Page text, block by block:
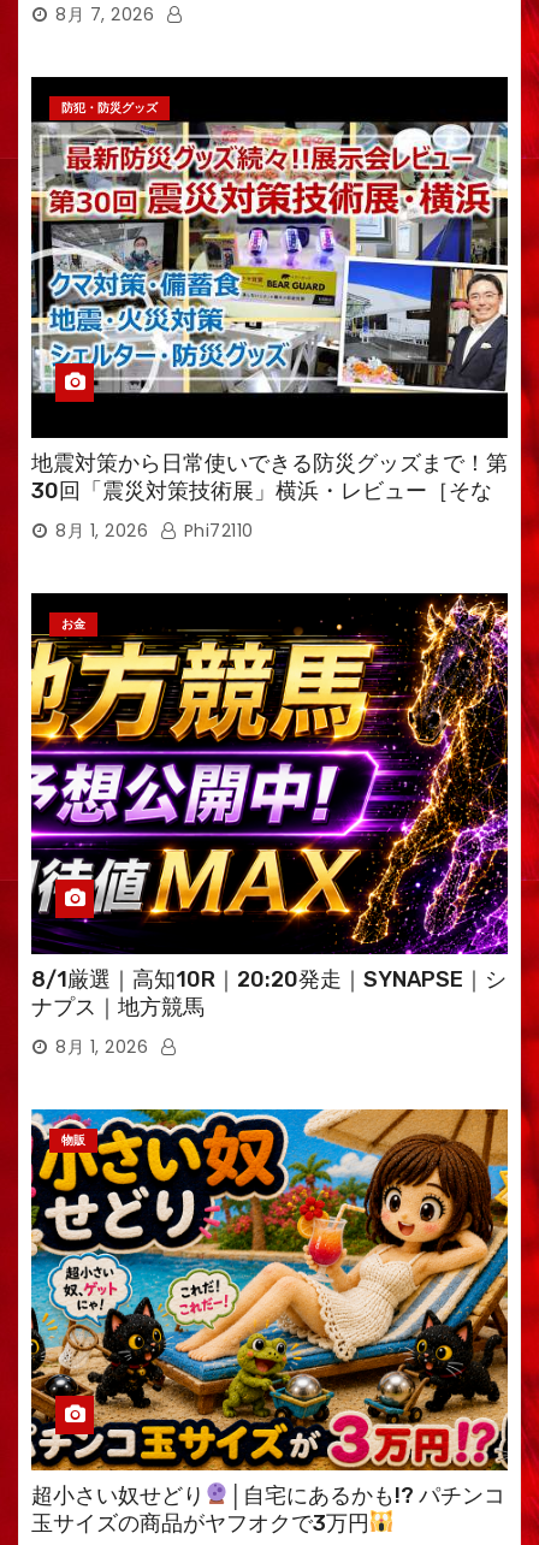
8月 7, 2026
防犯・防災グッズ
地震対策から日常使いできる防災グッズまで！第
30回「震災対策技術展」横浜・レビュー［そな
えるTV・高荷智也］
8月 1, 2026 Phi72110
お金
8/1厳選｜高知10R｜20:20発走｜SYNAPSE｜シ
ナプス｜地方競馬
8月 1, 2026
物販
超小さい奴せどり
│自宅にあるかも!? パチンコ
玉サイズの商品がヤフオクで3万円